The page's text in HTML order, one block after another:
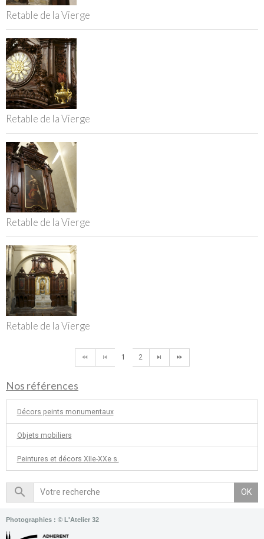
Retable de la Vierge
Retable de la Vierge
Retable de la Vierge
Retable de la Vierge
1 2
Nos références
Décors peints monumentaux
Objets mobiliers
Peintures et décors XIIe-XXe s.
OK
Photographies : © L'Atelier 32